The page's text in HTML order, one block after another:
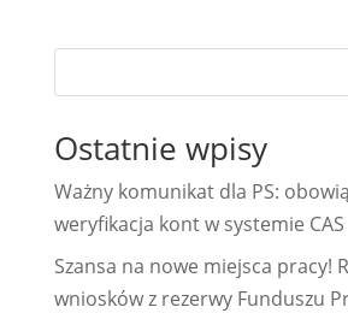
Ostatnie wpisy
Ważny komunikat dla PS:
weryfikacja kont w systemie CAS
Szansa na nowe miejsca pracy!
wniosków z rezerwy Funduszu